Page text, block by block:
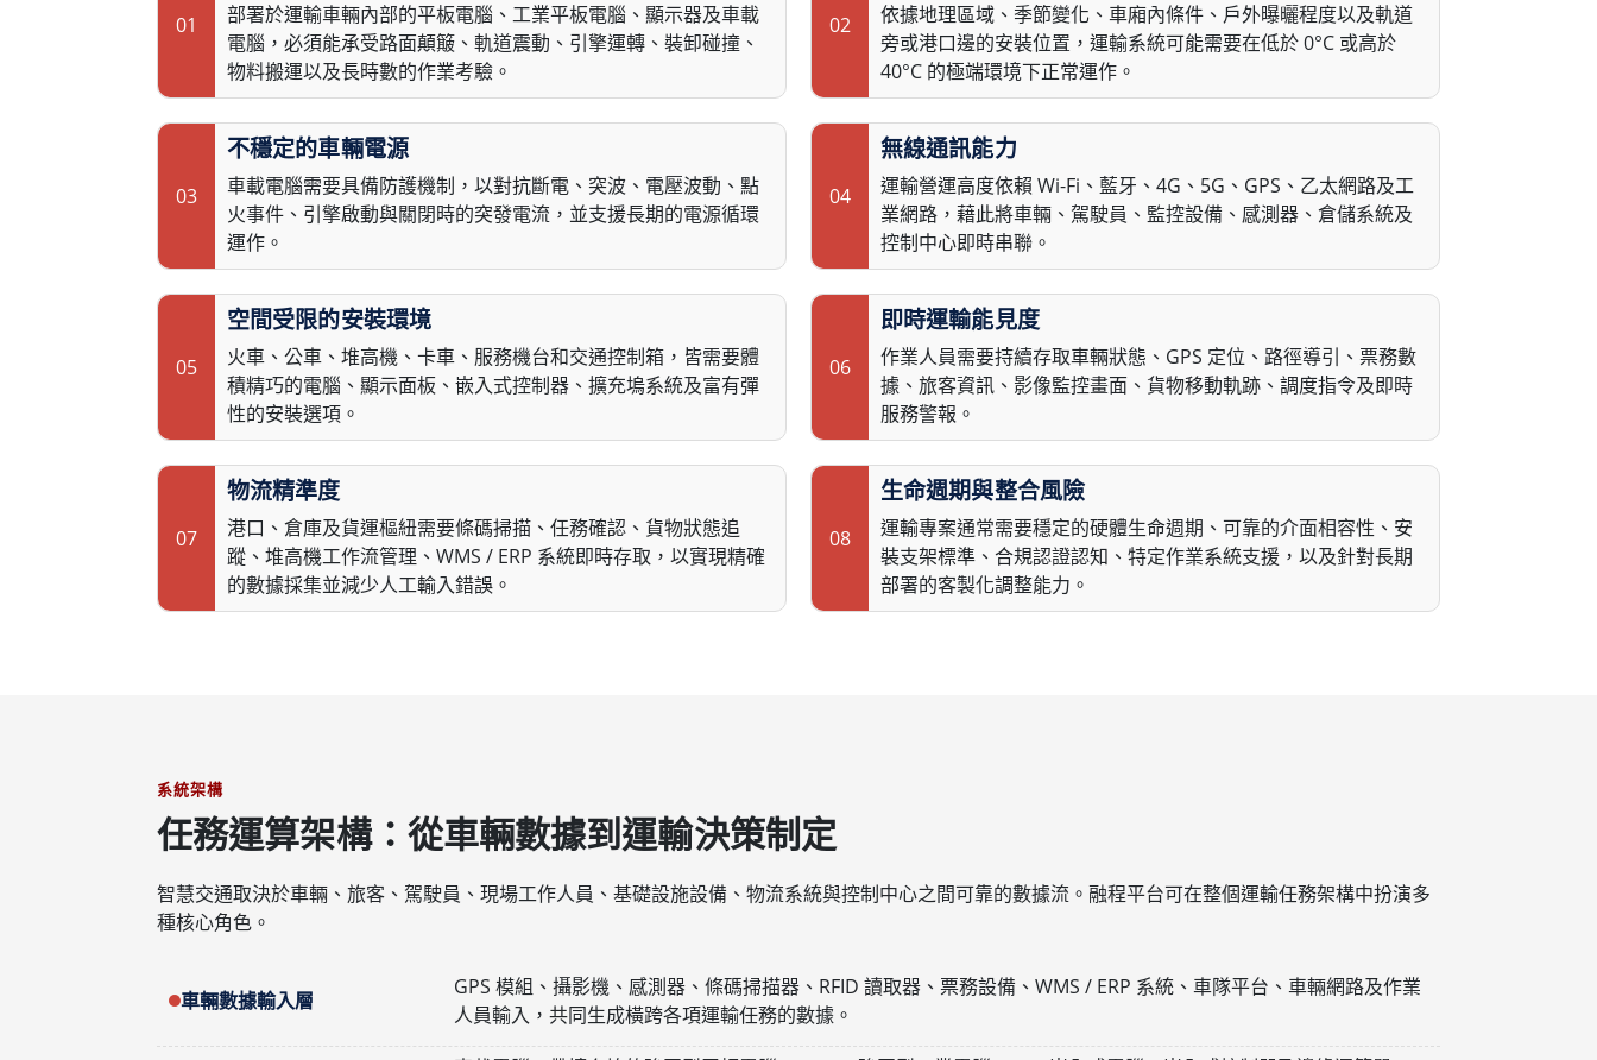
01
部署於運輸車輛內部的平板電腦、工業平板電腦、顯示器及車載
電腦，必須能承受路面顛簸、軌道震動、引擎運轉、裝卸碰撞、
物料搬運以及長時數的作業考驗。
02
依據地理區域、季節變化、車廂內條件、戶外曝曬程度以及軌道
旁或港口邊的安裝位置，運輸系統可能需要在低於 0°C 或高於
40°C 的極端環境下正常運作。
03
不穩定的車輛電源
車載電腦需要具備防護機制，以對抗斷電、突波、電壓波動、點
火事件、引擎啟動與關閉時的突發電流，並支援長期的電源循環
運作。
04
無線通訊能力
運輸營運高度依賴 Wi-Fi、藍牙、4G、5G、GPS、乙太網路及工
業網路，藉此將車輛、駕駛員、監控設備、感測器、倉儲系統及
控制中心即時串聯。
05
空間受限的安裝環境
火車、公車、堆高機、卡車、服務機台和交通控制箱，皆需要體
積精巧的電腦、顯示面板、嵌入式控制器、擴充塢系統及富有彈
性的安裝選項。
06
即時運輸能見度
作業人員需要持續存取車輛狀態、GPS 定位、路徑導引、票務數
據、旅客資訊、影像監控畫面、貨物移動軌跡、調度指令及即時
服務警報。
07
物流精準度
港口、倉庫及貨運樞紐需要條碼掃描、任務確認、貨物狀態追
蹤、堆高機工作流管理、WMS / ERP 系統即時存取，以實現精確
的數據採集並減少人工輸入錯誤。
08
生命週期與整合風險
運輸專案通常需要穩定的硬體生命週期、可靠的介面相容性、安
裝支架標準、合規認證認知、特定作業系統支援，以及針對長期
部署的客製化調整能力。
系統架構
任務運算架構：從車輛數據到運輸決策制定
智慧交通取決於車輛、旅客、駕駛員、現場工作人員、基礎設施設備、物流系統與控制中心之間可靠的數據流。融程平台可在整個運輸任務架構中扮演多
種核心角色。
車輛數據輸入層
GPS 模組、攝影機、感測器、條碼掃描器、RFID 讀取器、票務設備、WMS / ERP 系統、車隊平台、車輛網路及作業
人員輸入，共同生成橫跨各項運輸任務的數據。